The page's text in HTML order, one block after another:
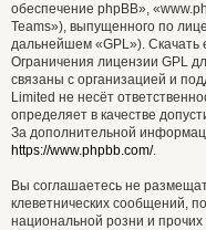
обеспечение phpBB»,
Teams»), выпущенного по
дальнейшем «GPL»). Скачать
Ограничения лицензии GPL
связаны с организацией и
Limited не несёт
определяет в качестве
За дополнительной
https://www.phpbb.com/.
Вы соглашаетесь не
клеветнических сообщений,
национальной розни и